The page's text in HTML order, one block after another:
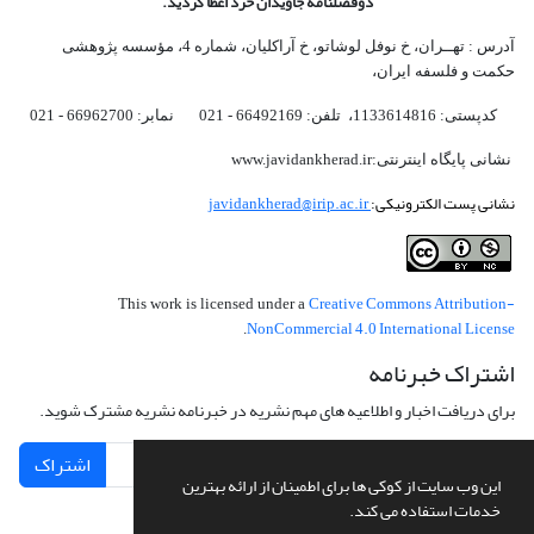
این وب سایت از کوکی ها برای اطمینان از ارائه بهترین
خدمات استفاده می کند.
آدرس : تهــران، خ نوفل لوشاتو، خ آراکلیان، شماره 4،‌ مؤسسه پژوهشی
حکمت و فلسفه ایران،‌
کدپستی: 1133614816، تلفن: 66492169 - 021 نمابر: 66962700 - 021
نشانی پایگاه اینترنتی:www.javidankherad.ir
نشانی پست الکترونیکی:javidankherad@irip.ac.ir
This work is licensed under a Creative Commons Attribution-
NonCommercial 4.0 International License
.
اشتراک خبرنامه
برای دریافت اخبار و اطلاعیه های مهم نشریه در خبرنامه نشریه مشترک شوید.
اشتراک